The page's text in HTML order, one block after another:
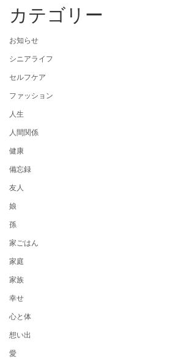
カテゴリー
お知らせ
シニアライフ
セルフケア
ファッション
人生
人間関係
健康
備忘録
友人
娘
孫
家ごはん
家庭
家族
幸せ
心と体
想い出
愛